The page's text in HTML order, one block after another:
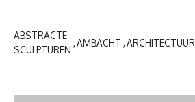
ABSTRACTE
SCULPTUREN
AMBACHT ARCHITECTUUR